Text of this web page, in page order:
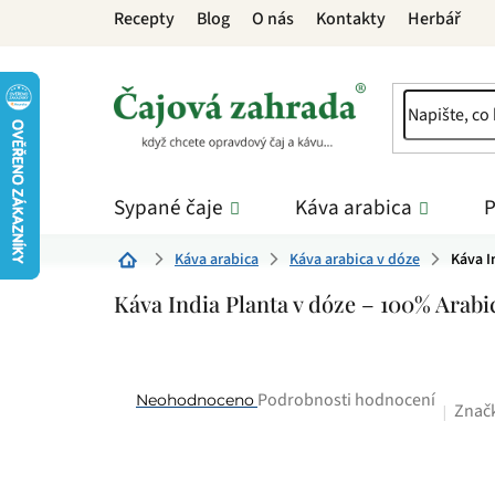
Recepty Blog O nás Kontakty Herbář
Sypané čaje Káva arabica
Domů Káva arabica Káva arabica v dóze Káva
Káva India Planta v dóze – 100%
Průměrné
Neohodnoceno Podrobnosti hodnocení